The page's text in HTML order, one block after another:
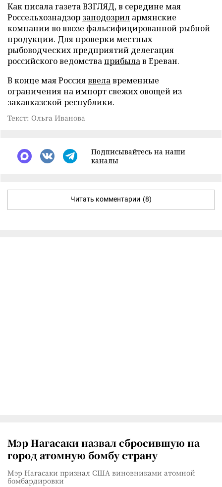
Как писала газета ВЗГЛЯД, в середине мая
Россельхознадзор заподозрил армянские
компании во ввозе фальсифицированной рыбной
продукции. Для проверки местных
рыбоводческих предприятий делегация
российского ведомстваприбылав Ереван.
В конце мая Россияввелавременные
ограничения на импорт свежих овощей из
закавказской республики.
Текст: Ольга Иванова
Подписывайтесь на наши
каналы
Читать комментарии (8)
Мэр Нагасаки назвал сбросившую на
город атомную бомбу страну
Мэр Нагасаки признал США виновниками атомной
бомбардировки